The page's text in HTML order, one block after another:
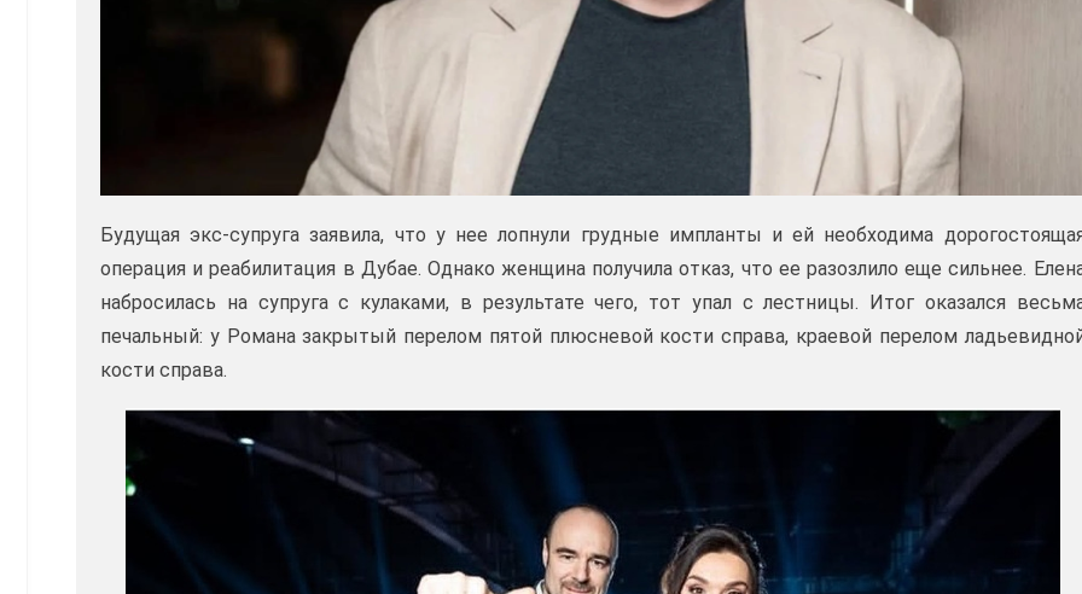
Будущая экс-супруга заявила, что у нее лопнули грудные импланты и ей необходима
операция и реабилитация в Дубае. Однако женщина получила отказ, что ее разозлило еще сильнее.
набросилась на супруга с кулаками, в результате чего, тот упал с лестницы. Итог оказался
печальный: у Романа закрытый перелом пятой плюсневой кости справа, краевой перелом
кости справа.